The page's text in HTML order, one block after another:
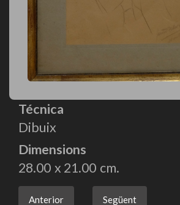
Técnica
Dibuix
Dimensions
28.00
21.00
Anterior Següent